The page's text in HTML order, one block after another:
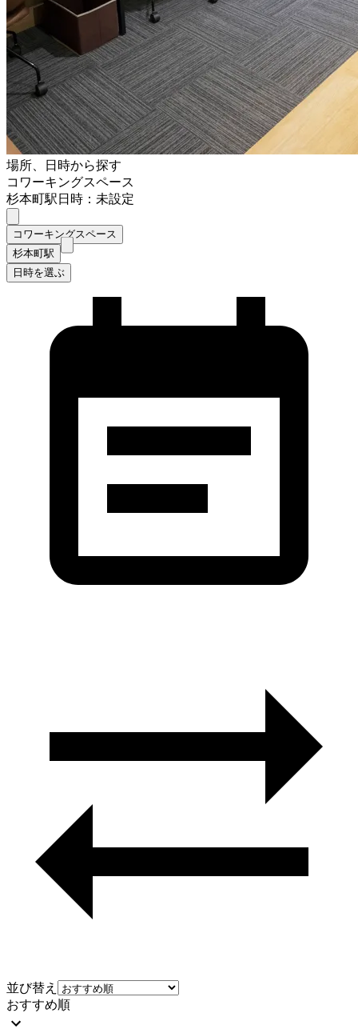
場所、日時から探す
コワーキングスペース
杉本町駅日時：未設定
コワーキングスペース
杉本町駅
日時を選ぶ
並び替え
おすすめ順